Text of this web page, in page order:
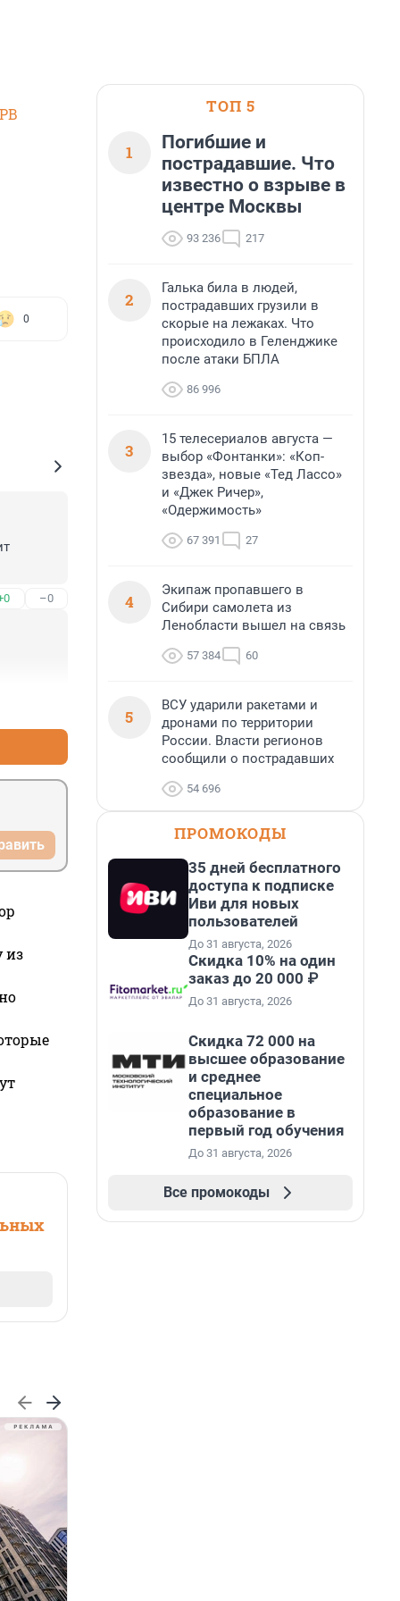
0
–0
из
ТОП 5
1
Погибшие и
пострадавшие. Что
известно о взрыве в
центре Москвы
93 236 217
2
Галька била в людей,
пострадавших грузили в
скорые на лежаках. Что
происходило в Геленджике
после атаки БПЛА
86 996
3
15 телесериалов августа —
выбор «Фонтанки»: «Коп-
звезда», новые «Тед Лассо»
и «Джек Ричер»,
«Одержимость»
67 391 27
4
Экипаж пропавшего в
Сибири самолета из
Ленобласти вышел на связь
57 384 60
5
ВСУ ударили ракетами и
дронами по территории
России. Власти регионов
сообщили о пострадавших
54 696
ПРОМОКОДЫ
35 дней бесплатного
доступа к подписке
Иви для новых
пользователей
До 31 августа, 2026
Скидка 10% на один
заказ до 20 000 ₽
До 31 августа, 2026
Скидка 72 000 на
высшее образование
и среднее
специальное
образование в
первый год обучения
До 31 августа, 2026
Все промокоды